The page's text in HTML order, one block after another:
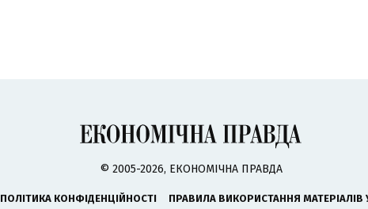
© 2005-2026, ЕКОНОМІЧНА ПРАВДА
ПОЛІТИКА КОНФІДЕНЦІЙНОСТІ ПРАВИЛА ВИКОРИСТАННЯ МАТЕРІАЛІВ